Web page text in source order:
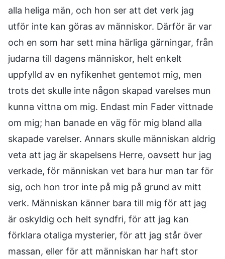
alla heliga män, och hon ser att det verk jag
utför inte kan göras av människor. Därför är var
och en som har sett mina härliga gärningar, från
judarna till dagens människor, helt enkelt
uppfylld av en nyfikenhet gentemot mig, men
trots det skulle inte någon skapad varelses mun
kunna vittna om mig. Endast min Fader vittnade
om mig; han banade en väg för mig bland alla
skapade varelser. Annars skulle människan aldrig
veta att jag är skapelsens Herre, oavsett hur jag
verkade, för människan vet bara hur man tar för
sig, och hon tror inte på mig på grund av mitt
verk. Människan känner bara till mig för att jag
är oskyldig och helt syndfri, för att jag kan
förklara otaliga mysterier, för att jag står över
massan, eller för att människan har haft stor